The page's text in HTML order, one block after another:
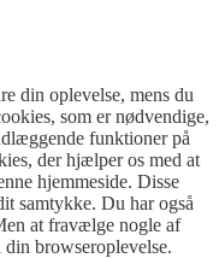
din oplevelse, mens du
som er nødvendige,
funktioner på
der hjælper os med at
hjemmeside. Disse
samtykke. Du har også
at fravælge nogle af
browseroplevelse.